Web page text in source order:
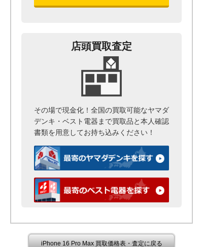
店頭買取査定
その場で現金化！全国の買取可能なヤマダ
デンキ・ベスト電器まで買取品と本人確認
書類を用意してお持ち込みください！
iPhone 16 Pro Max 買取価格表・査定に戻る